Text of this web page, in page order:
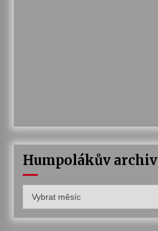
Humpolákův archiv
archiv